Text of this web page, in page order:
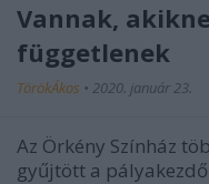
Vannak,
függetlenek
TörökÁkos • 2020. január 23.
Az Örkény Színház
gyűjtött a